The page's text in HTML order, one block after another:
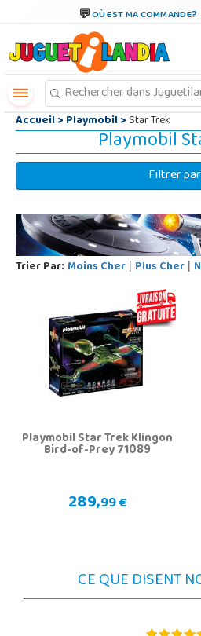
OÙ EST MA COMMANDE?
Accueil>Playmobil>Star Trek
Playmobil
Filtrer
Trier Par: Moins Cher | Plus Cher |
Playmobil Star Trek Klingon
Bird-of-Prey 71089
289,99 €
CE QUE DISENT